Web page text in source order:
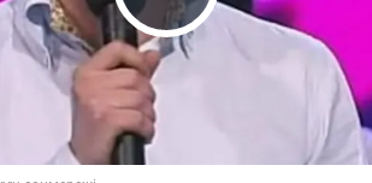
Play Video